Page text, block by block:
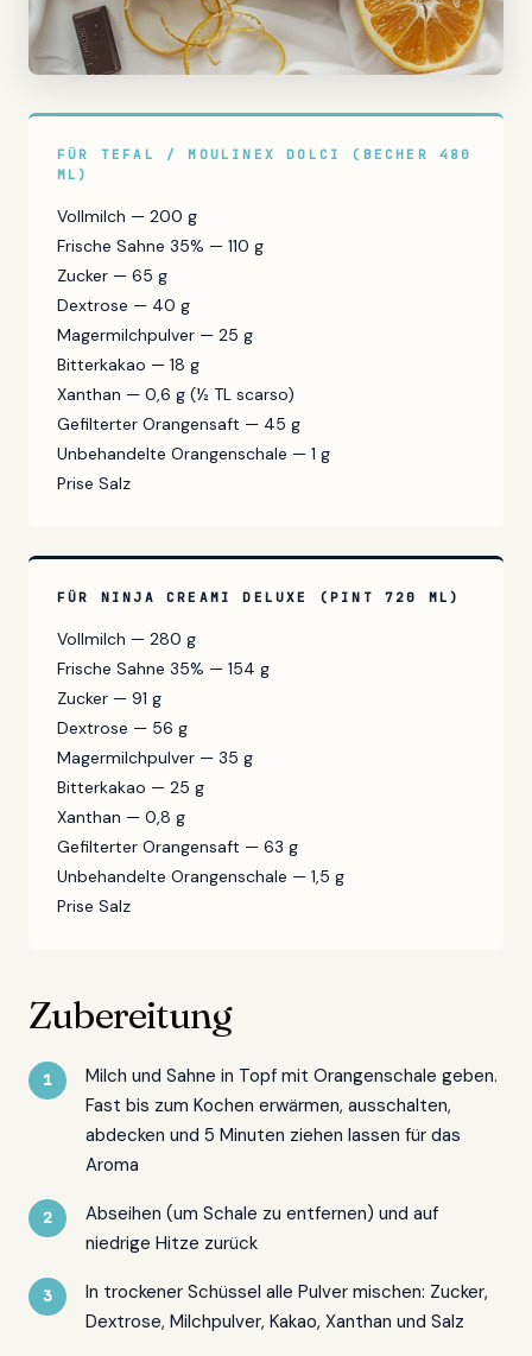
FÜR TEFAL / MOULINEX DOLCI (BECHER 480
ML)
Vollmilch — 200 g
Frische Sahne 35% — 110 g
Zucker — 65 g
Dextrose — 40 g
Magermilchpulver — 25 g
Bitterkakao — 18 g
Xanthan — 0,6 g (½ TL scarso)
Gefilterter Orangensaft — 45 g
Unbehandelte Orangenschale — 1 g
Prise Salz
FÜR NINJA CREAMI DELUXE (PINT 720 ML)
Vollmilch — 280 g
Frische Sahne 35% — 154 g
Zucker — 91 g
Dextrose — 56 g
Magermilchpulver — 35 g
Bitterkakao — 25 g
Xanthan — 0,8 g
Gefilterter Orangensaft — 63 g
Unbehandelte Orangenschale — 1,5 g
Prise Salz
Zubereitung
Milch und Sahne in Topf mit Orangenschale geben.
Fast bis zum Kochen erwärmen, ausschalten,
abdecken und 5 Minuten ziehen lassen für das
Aroma
Abseihen (um Schale zu entfernen) und auf
niedrige Hitze zurück
In trockener Schüssel alle Pulver mischen: Zucker,
Dextrose, Milchpulver, Kakao, Xanthan und Salz